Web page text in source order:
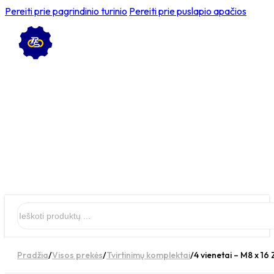
Pereiti prie pagrindinio turinio Pereiti prie puslapio apačios
Pradžia/Visos prekės/Tvirtinimų komplektai/4 vienetai – M8 x